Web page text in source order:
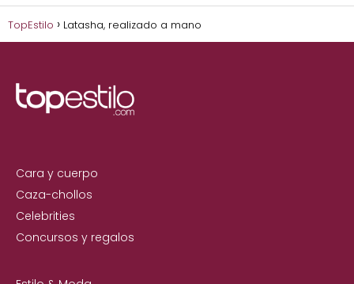
TopEstilo Latasha, realizado a mano
Cara y cuerpo
Caza-chollos
Celebrities
Concursos y regalos